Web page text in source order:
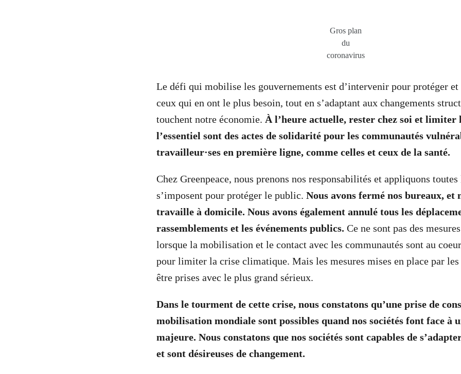
Gros plan
du
coronavirus
Le défi qui mobilise les gouvernements est d’intervenir pour protéger
ceux qui en ont le plus besoin, tout en s’adaptant aux changements
touchent notre économie. À l’heure actuelle, rester chez soi et limiter
l’essentiel sont des actes de solidarité pour les communautés
travailleur·ses en première ligne, comme celles et ceux de la santé.
Chez Greenpeace, nous prenons nos responsabilités et appliquons toutes
s’imposent pour protéger le public. Nous avons fermé nos bureaux, et
travaille à domicile. Nous avons également annulé tous les
rassemblements et les événements publics. Ce ne sont pas des
lorsque la mobilisation et le contact avec les communautés sont au
pour limiter la crise climatique. Mais les mesures mises en place par
être prises avec le plus grand sérieux.
Dans le tourment de cette crise, nous constatons qu’une prise de
mobilisation mondiale sont possibles quand nos sociétés font face à
majeure. Nous constatons que nos sociétés sont capables de
et sont désireuses de changement.